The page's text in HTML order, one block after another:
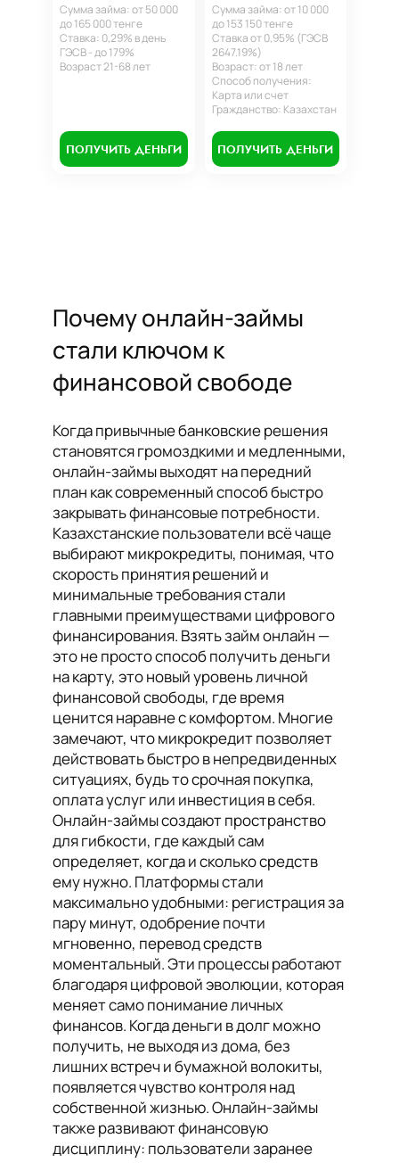
Сумма займа: от 50 000
до 165 000 тенге
Ставка: 0,29% в день
ГЭСВ - до 179%
Возраст 21-68 лет
ПОЛУЧИТЬ ДЕНЬГИ
Сумма займа: от 10 000
до 153 150 тенге
Ставка от 0,95% (ГЭСВ
2647.19%)
Возраст: от 18 лет
Способ получения:
Карта или счет
Гражданство: Казахстан
ПОЛУЧИТЬ ДЕНЬГИ
Почему онлайн-займы
стали ключом к
финансовой свободе
Когда привычные банковские решения
становятся громоздкими и медленными,
онлайн-займы выходят на передний
план как современный способ быстро
закрывать финансовые потребности.
Казахстанские пользователи всё чаще
выбирают микрокредиты, понимая, что
скорость принятия решений и
минимальные требования стали
главными преимуществами цифрового
финансирования. Взять займ онлайн —
это не просто способ получить деньги
на карту, это новый уровень личной
финансовой свободы, где время
ценится наравне с комфортом. Многие
замечают, что микрокредит позволяет
действовать быстро в непредвиденных
ситуациях, будь то срочная покупка,
оплата услуг или инвестиция в себя.
Онлайн-займы создают пространство
для гибкости, где каждый сам
определяет, когда и сколько средств
ему нужно. Платформы стали
максимально удобными: регистрация за
пару минут, одобрение почти
мгновенно, перевод средств
моментальный. Эти процессы работают
благодаря цифровой эволюции, которая
меняет само понимание личных
финансов. Когда деньги в долг можно
получить, не выходя из дома, без
лишних встреч и бумажной волокиты,
появляется чувство контроля над
собственной жизнью. Онлайн-займы
также развивают финансовую
дисциплину: пользователи заранее